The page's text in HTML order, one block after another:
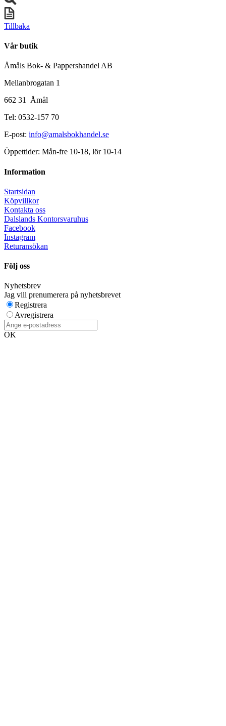
Tillbaka
Vår butik
Åmåls Bok- & Pappershandel AB
Mellanbrogatan 1
662 31 Åmål
Tel: 0532-157 70
E-post: info@amalsbokhandel.se
Öppettider: Mån-fre 10-18, lör 10-14
Information
Startsidan
Köpvillkor
Kontakta oss
Dalslands Kontorsvaruhus
Facebook
Instagram
Returansökan
Följ oss
Nyhetsbrev
Jag vill prenumerera på nyhetsbrevet
Registrera
Avregistrera
OK